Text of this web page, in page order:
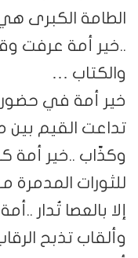
الطامة الكبرى
..خير أمة عرفت
والكتاب …
خير أمة في
تداعت القيم بين
وكذّاب ..خير أمة
للثورات المدمرة
إلا بالعصا تُدار
وألقاب تذبح